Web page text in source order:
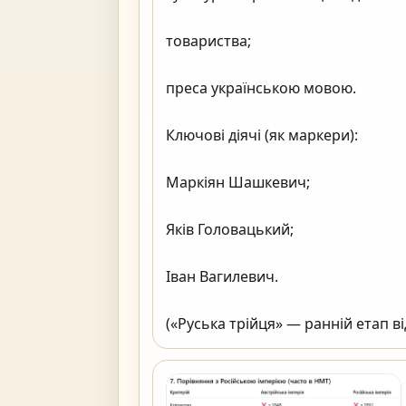
товариства;
преса українською мовою.
Ключові діячі (як маркери):
Маркіян Шашкевич;
Яків Головацький;
Іван Вагилевич.
(«Руська трійця» —